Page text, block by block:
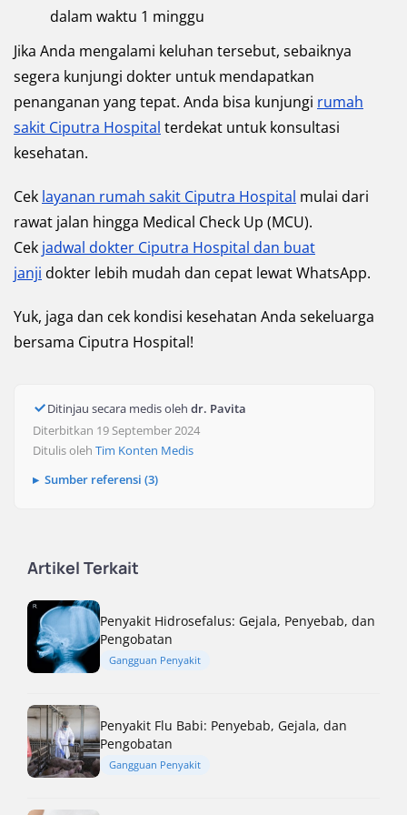
dalam waktu 1 minggu
Jika Anda mengalami keluhan tersebut, sebaiknya
segera kunjungi dokter untuk mendapatkan
penanganan yang tepat. Anda bisa kunjungi rumah
sakit Ciputra Hospital terdekat untuk konsultasi
kesehatan.
Cek layanan rumah sakit Ciputra Hospital mulai dari
rawat jalan hingga Medical Check Up (MCU).
Cek jadwal dokter Ciputra Hospital dan buat
janji dokter lebih mudah dan cepat lewat WhatsApp.
Yuk, jaga dan cek kondisi kesehatan Anda sekeluarga
bersama Ciputra Hospital!
Ditinjau secara medis oleh dr. Pavita
Diterbitkan 19 September 2024
Ditulis oleh Tim Konten Medis
Sumber referensi (3)
Artikel Terkait
Penyakit Hidrosefalus: Gejala, Penyebab, dan
Pengobatan
Gangguan Penyakit
Penyakit Flu Babi: Penyebab, Gejala, dan
Pengobatan
Gangguan Penyakit